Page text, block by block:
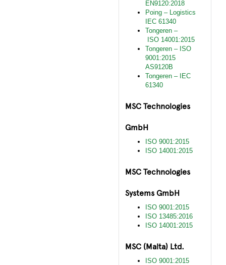
EN9120:2018
Poing – Logistics
IEC 61340
Tongeren –
ISO 14001:2015
Tongeren – ISO
9001:2015
AS9120B
Tongeren – IEC
61340
MSC Technologies
GmbH
ISO 9001:2015
ISO 14001:2015
MSC Technologies
Systems GmbH
ISO 9001:2015
ISO 13485:2016
ISO 14001:2015
MSC (Malta) Ltd.
ISO 9001:2015